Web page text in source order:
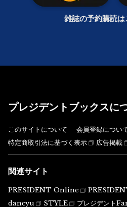
雑誌の予約購読は
プレジデントブックスに
このサイトについて 会員登録につい
特定商取引法に基づく表示
広告掲載
関連サイト
PRESIDENT Online
dancyu
STYLE プレジデント